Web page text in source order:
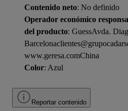
Contenido neto: No definido
Operador económico
del producto: GuessAvda.
www.geresa.comChina
Color: Azul
Reportar contenido